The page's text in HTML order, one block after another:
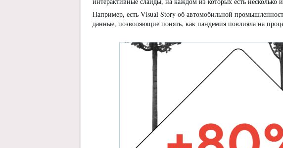
Например, есть Visual Story об автомобильной
данные, позволяющие понять, как пандемия повлияла на